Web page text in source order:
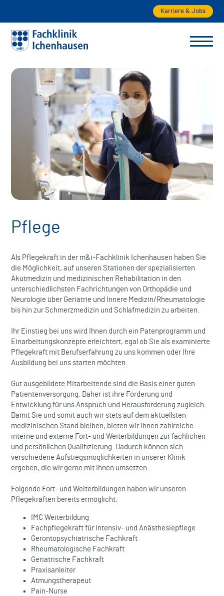
Karriere & Jobs
Pflege
Als Pflegekraft in der m&i-Fachklinik Ichenhausen haben Sie
die Möglichkeit, auf unseren Stationen der spezialisierten
Akutmedizin und medizinischen Rehabilitation in den
unterschiedlichsten Fachrichtungen von Orthopädie und
Neurologie über Geriatrie und Innere Medizin/Rheumatologie
bis hin zur Schmerzmedizin und Schlafmedizin zu arbeiten.
Ihr Einstieg bei uns wird Ihnen durch ein Patenprogramm und
Einarbeitungskonzepte erleichtert, egal ob Sie als examinierte
Pflegekraft mit Berufserfahrung zu uns kommen oder Ihre
Ausbildung bei uns starten möchten.
Gut ausgebildete Mitarbeitende sind die Basis einer guten
Patientenversorgung. Daher ist ihre Förderung und
Entwicklung für uns Anspruch und Herausforderung zugleich.
Damit Sie und somit auch wir stets auf dem aktuellsten
medizinischen Stand bleiben, bieten wir Ihnen zahlreiche
interne und externe Fort- und Weiterbildungen zur fachlichen
und persönlichen Qualifizierung. Dadurch können sich
verschiedene Aufstiegsmöglichkeiten in unserer Klinik
ergeben, die wir gerne mit Ihnen umsetzen.
Folgende Fort- und Weiterbildungen haben wir unseren
Pflegekräften bereits ermöglicht:
IMC Weiterbildung
Fachpflegekraft für Intensiv- und Anästhesiepflege
Gerontopsychiatrische Fachkraft
Rheumatologische Fachkraft
Geriatrische Fachkraft
Praxisanleiter
Atmungstherapeut
Pain-Nurse